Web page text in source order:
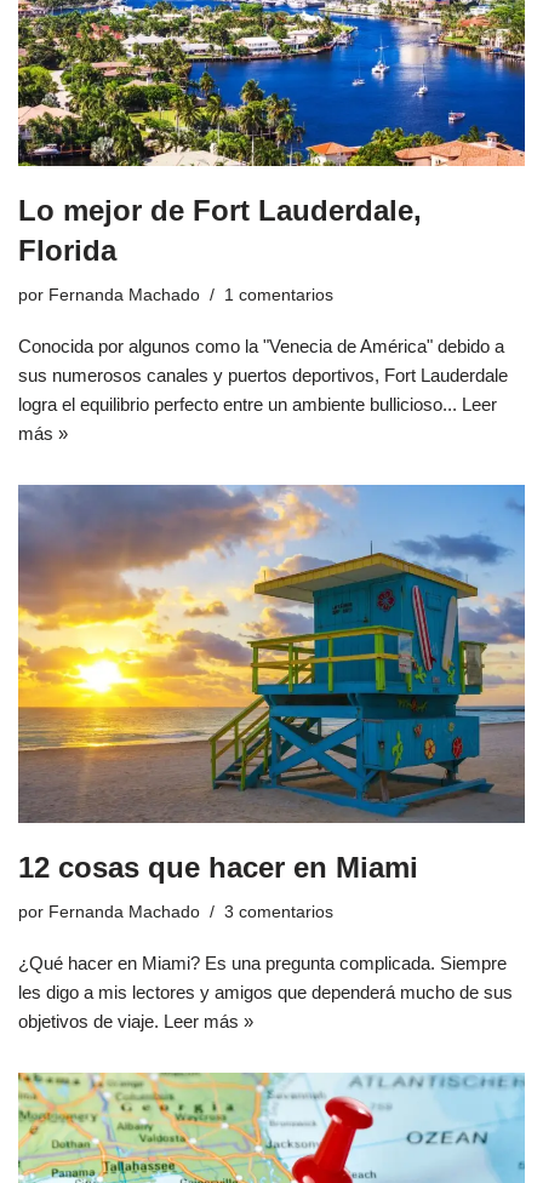
Lo mejor de Fort Lauderdale,
Florida
por Fernanda Machado 1 comentarios
Conocida por algunos como la "Venecia de América" debido a
sus numerosos canales y puertos deportivos, Fort Lauderdale
logra el equilibrio perfecto entre un ambiente bullicioso... Leer
más »
12 cosas que hacer en Miami
por Fernanda Machado 3 comentarios
¿Qué hacer en Miami? Es una pregunta complicada. Siempre
les digo a mis lectores y amigos que dependerá mucho de sus
objetivos de viaje. Leer más »